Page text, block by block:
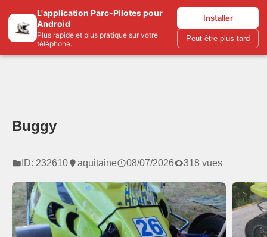
L'application Parc-Pilotes pour
Android
Plus rapide et plus pratique sur votre
téléphone.
Installer
Peut-être plus tard
Parc-pilotes.com
Buggy
ID: 232610 aquitaine 08/07/2026 318 vues